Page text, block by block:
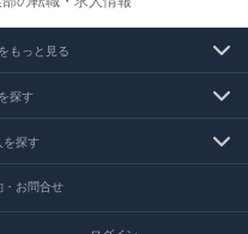
もっと見る
探す
を探す
・お問合せ